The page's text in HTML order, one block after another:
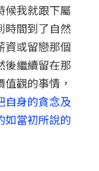
候我就跟下屬
時間到了自然
資或留戀那個
後繼續留在那
觀的事情，
自身的貪念及
如當初所說的